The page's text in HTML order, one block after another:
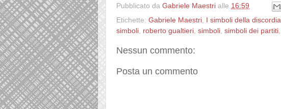
Pubblicato da Gabriele Maestri alle 16:59
Etichette: Gabriele Maestri I simboli della discordia
simboli roberto gualtieri simboli simboli dei partiti
Nessun commento:
Posta un commento